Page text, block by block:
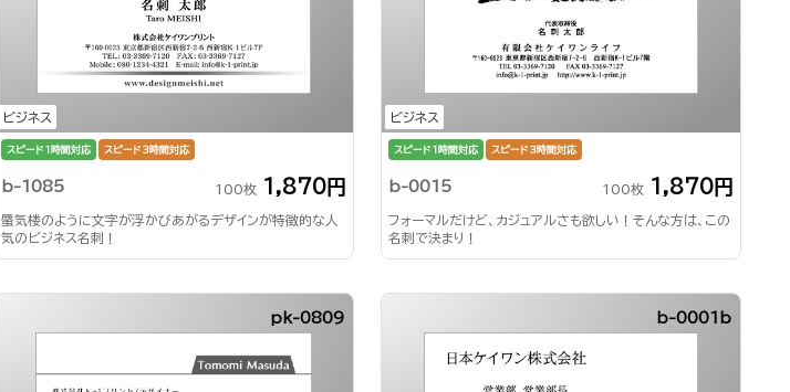
ビジネス
スピード1時間対応 スピード3時間対応
b-1085 100枚 1,870円
蜃気楼のように文字が浮かびあがるデザインが特徴的な人
気のビジネス名刺！
ビジネス
スピード1時間対応 スピード3時間対応
b-0015 100枚 1,870円
フォーマルだけど、カジュアルさも欲しい！そんな方は、この
名刺で決まり！
pk-0809 b-0001b